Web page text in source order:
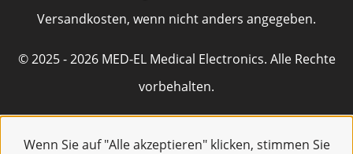
Wenn Sie auf "Alle akzeptieren" klicken, stimmen Sie
Versandkosten, wenn nicht anders angegeben.
© 2025 - 2026 MED-EL Medical Electronics. Alle Rechte
vorbehalten.